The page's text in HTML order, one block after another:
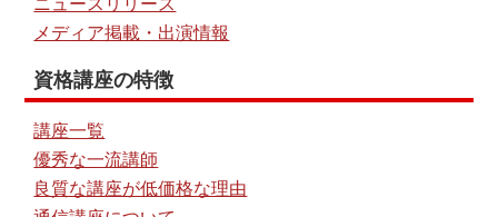
ニュースリリース
メディア掲載・出演情報
資格講座の特徴
講座一覧
優秀な一流講師
良質な講座が低価格な理由